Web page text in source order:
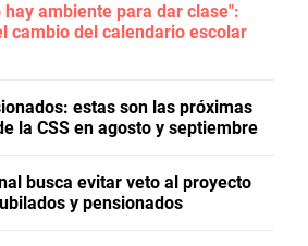
hay ambiente para dar clase":
cambio del calendario escolar
estas son las próximas
la CSS en agosto y septiembre
busca evitar veto al proyecto
y pensionados